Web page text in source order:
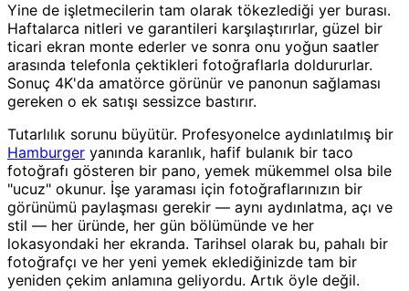
Yine de işletmecilerin tam olarak tökezlediği yer burası.
Haftalarca nitleri ve garantileri karşılaştırırlar, güzel bir
ticari ekran monte ederler ve sonra onu yoğun saatler
arasında telefonla çektikleri fotoğraflarla doldururlar.
Sonuç 4K'da amatörce görünür ve panonun sağlaması
gereken o ek satışı sessizce bastırır.
Tutarlılık sorunu büyütür. Profesyonelce aydınlatılmış bir
Hamburger yanında karanlık, hafif bulanık bir taco
fotoğrafı gösteren bir pano, yemek mükemmel olsa bile
"ucuz" okunur. İşe yaraması için fotoğraflarınızın bir
görünümü paylaşması gerekir — aynı aydınlatma, açı ve
stil — her üründe, her gün bölümünde ve her
lokasyondaki her ekranda. Tarihsel olarak bu, pahalı bir
fotoğrafçı ve her yeni yemek eklediğinizde tam bir
yeniden çekim anlamına geliyordu. Artık öyle değil.